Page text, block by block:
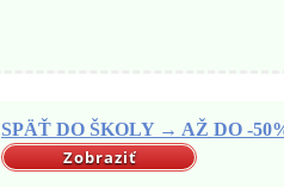
SPÄŤ DO ŠKOLY → AŽ DO -
Zobraziť